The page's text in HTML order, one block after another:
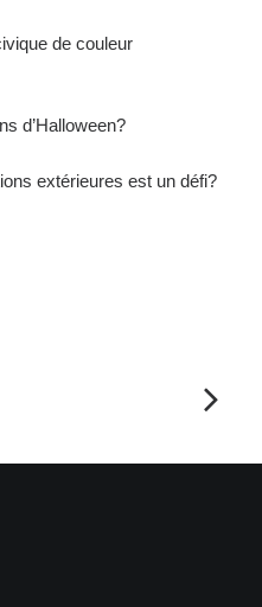
de couleur
d’Halloween?
extérieures est un défi?